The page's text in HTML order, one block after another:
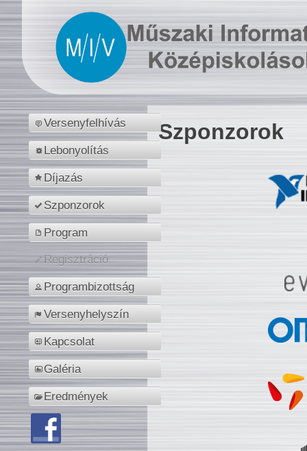
Versenyfelhívás
Lebonyolítás
Díjazás
Szponzorok
Program
Regisztráció
Programbizottság
Versenyhelyszín
Kapcsolat
Galéria
Eredmények
Szponzorok